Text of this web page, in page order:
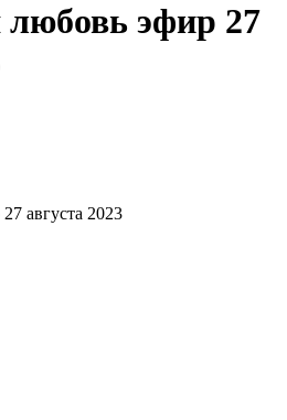
эфир 27
августа 2023